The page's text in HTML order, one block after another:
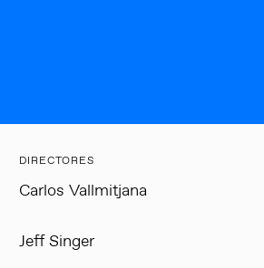
DIRECTORES
Carlos Vallmitjana
Jeff Singer